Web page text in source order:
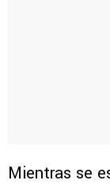
Mientras se